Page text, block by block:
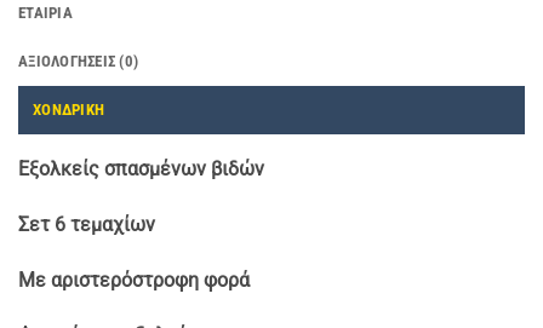
ΕΤΑΙΡΊΑ
ΑΞΙΟΛΟΓΉΣΕΙΣ (0)
ΧΟΝΔΡΙΚΗ
Εξολκείς σπασμένων βιδών
Σετ 6 τεμαχίων
Με αριστερόστροφη φορά